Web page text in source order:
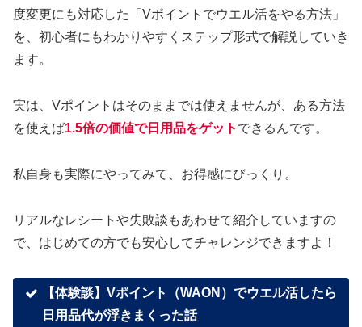
度変更にも対応した「Vポイントでウエル活をやる方法」
を、初心者にもわかりやすくステップ形式で解説していき
ます。
実は、Vポイントはそのままでは使えませんが、ある方法
を使えば1.5倍の価値で日用品をゲット できるんです。
私自身も実際にやってみて、お得感にびっくり。
リアルなレシートや失敗談もあわせて紹介していますの
で、はじめての方でも安心してチャレンジできますよ！
【体験談】Vポイント（WAON）でウエル活したら
日用品代が浮きまくった話